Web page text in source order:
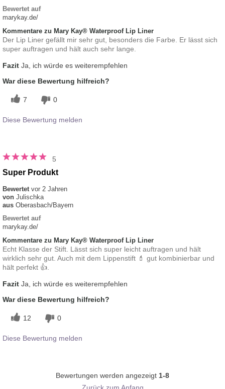
Bewertet auf
marykay.de/
Kommentare zu Mary Kay® Waterproof Lip Liner
Der Lip Liner gefällt mir sehr gut, besonders die Farbe. Er lässt sich
super auftragen und hält auch sehr lange.
Fazit Ja, ich würde es weiterempfehlen
War diese Bewertung hilfreich?
7 0
Diese Bewertung melden
5
Super Produkt
Bewertet vor 2 Jahren
von Julischka
aus Oberasbach/Bayern
Bewertet auf
marykay.de/
Kommentare zu Mary Kay® Waterproof Lip Liner
Echt Klasse der Stift. Lässt sich super leicht auftragen und hält
wirklich sehr gut. Auch mit dem Lippenstift 💄 gut kombinierbar und
hält perfekt 👍.
Fazit Ja, ich würde es weiterempfehlen
War diese Bewertung hilfreich?
12 0
Diese Bewertung melden
Bewertungen werden angezeigt 1-8
Zurück zum Anfang